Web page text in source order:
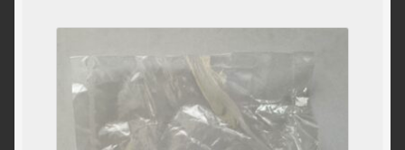
Política de cookies
Política de privacidad
Solicitar acceso